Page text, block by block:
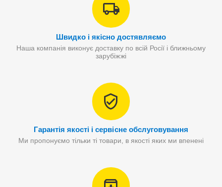
Швидко і якісно достявляємо
Наша компанія виконує доставку по всій Росії і ближньому
зарубіжжі
Гарантія якості і сервісне обслуговування
Ми пропонуємо тільки ті товари, в якості яких ми впенені